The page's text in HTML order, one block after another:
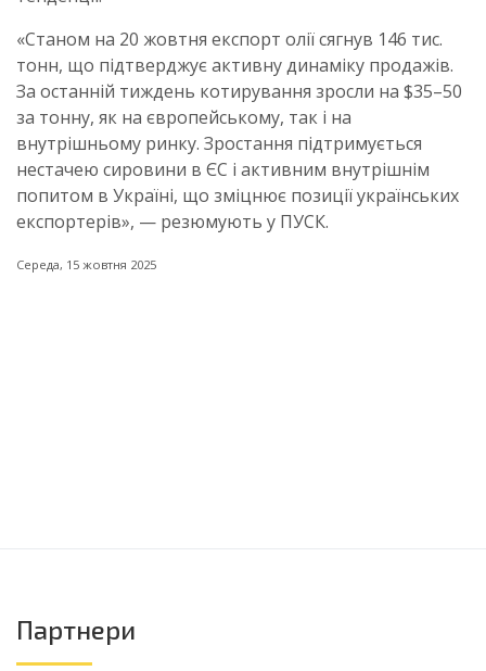
«Станом на 20 жовтня експорт олії сягнув 146 тис.
тонн, що підтверджує активну динаміку продажів.
За останній тиждень котирування зросли на $35–50
за тонну, як на європейському, так і на
внутрішньому ринку. Зростання підтримується
нестачею сировини в ЄС і активним внутрішнім
попитом в Україні, що зміцнює позиції українських
експортерів», — резюмують у ПУСК.
Середа, 15 жовтня 2025
Партнери